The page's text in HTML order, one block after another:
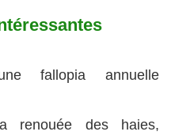
fallopia annuelle
renouée des haies,